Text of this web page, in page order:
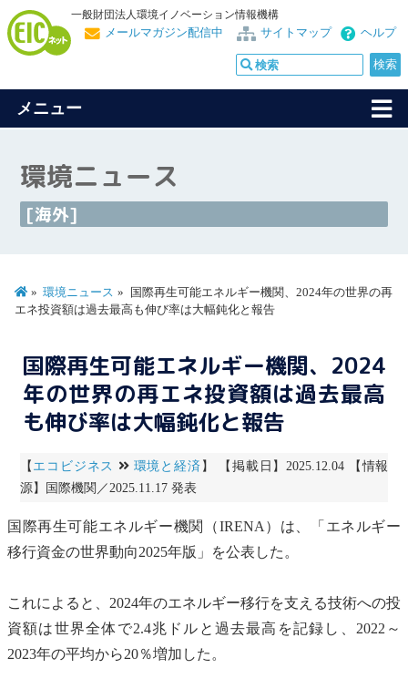
一般財団法人環境イノベーション情報機構
ヘルプ
サイトマップ
メールマガジン配信中
メニュー
環境ニュース
[海外]
環境ニュース
国際再生可能エネルギー機関、2024年の世界の再
エネ投資額は過去最高も伸び率は大幅鈍化と報告
国際再生可能エネルギー機関、2024
年の世界の再エネ投資額は過去最高
も伸び率は大幅鈍化と報告
【 エコビジネス 環境と経済 】 【掲載日】2025.12.04 【情報
源】国際機関／2025.11.17 発表
国際再生可能エネルギー機関
（IRENA）は、「エネルギー
移行資金の世界動向2025年版」を公表した。
これによると、2024年のエネルギー移行を支える技術への投
資額は世界全体で2.4兆ドルと過去最高を記録し、2022～
2023年の平均から20％増加した。